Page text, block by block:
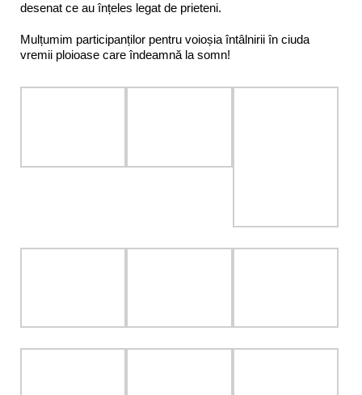
desenat ce au înțeles legat de prieteni.
Mulțumim participanților pentru voioșia întâlnirii în ciuda
vremii ploioase care îndeamnă la somn!